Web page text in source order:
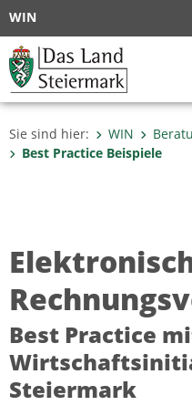
WIN
Sie sind hier: WIN
Best Practice Beispiele
Best Practice
Steiermark